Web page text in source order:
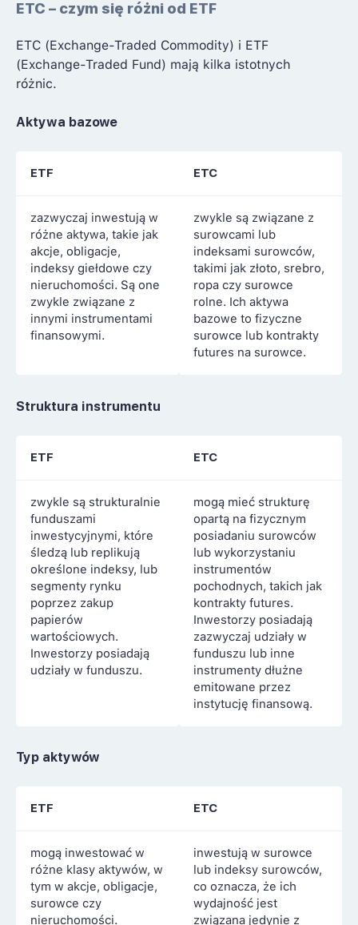
ETC – czym się różni od ETF
ETC (Exchange-Traded Commodity) i ETF
(Exchange-Traded Fund) mają kilka istotnych
różnic.
Aktywa bazowe
ETF ETC
zazwyczaj inwestują w
różne aktywa, takie jak
akcje, obligacje,
indeksy giełdowe czy
nieruchomości. Są one
zwykle związane z
innymi instrumentami
finansowymi.
zwykle są związane z
surowcami lub
indeksami surowców,
takimi jak złoto, srebro,
ropa czy surowce
rolne. Ich aktywa
bazowe to fizyczne
surowce lub kontrakty
futures na surowce.
Struktura instrumentu
ETF ETC
zwykle są strukturalnie
funduszami
inwestycyjnymi, które
śledzą lub replikują
określone indeksy, lub
segmenty rynku
poprzez zakup
papierów
wartościowych.
Inwestorzy posiadają
udziały w funduszu.
mogą mieć strukturę
opartą na fizycznym
posiadaniu surowców
lub wykorzystaniu
instrumentów
pochodnych, takich jak
kontrakty futures.
Inwestorzy posiadają
zazwyczaj udziały w
funduszu lub inne
instrumenty dłużne
emitowane przez
instytucję finansową.
Typ aktywów
ETF ETC
mogą inwestować w
różne klasy aktywów, w
tym w akcje, obligacje,
surowce czy
nieruchomości.
inwestują w surowce
lub indeksy surowców,
co oznacza, że ich
wydajność jest
związana jedynie z